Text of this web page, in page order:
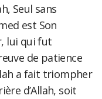
Seul sans
est Son
lui qui fut
de patience
a fait triompher
d’Allah, soit